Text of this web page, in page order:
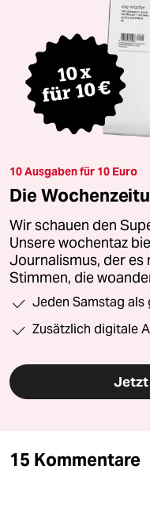
10 Ausgaben für 10 Euro
Die
Wir schauen den
Unsere wochentaz
Journalismus, der es
Stimmen, die
Jeden Samstag als
Zusätzlich digitale
Jetzt
15 Kommentare